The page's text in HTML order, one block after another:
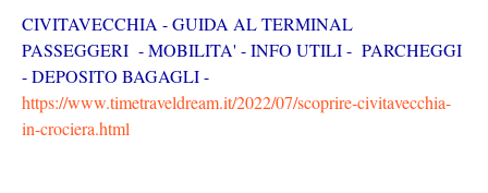
CIVITAVECCHIA - GUIDA AL TERMINAL
PASSEGGERI - MOBILITA' - INFO UTILI - PARCHEGGI
- DEPOSITO BAGAGLI -
https://www.timetraveldream.it/2022/07/scoprire-civitavecchia-
in-crociera.html